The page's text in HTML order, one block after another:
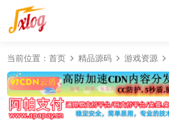
当前位置： 首页 精品源码 游戏资源